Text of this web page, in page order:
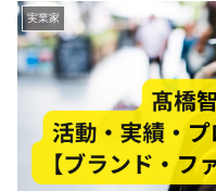
実業家